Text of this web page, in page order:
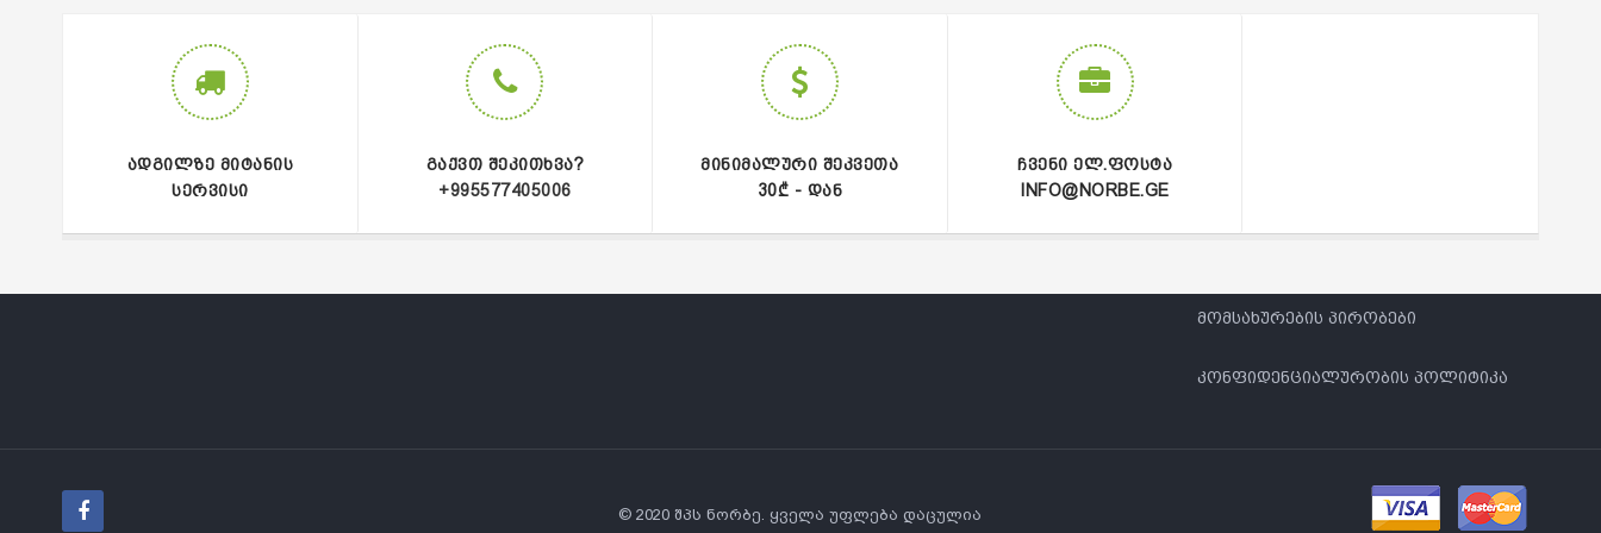
ᲐᲓᲒᲘᲚᲖᲔ ᲛᲘᲢᲐᲜᲘᲡ
ᲡᲔᲠᲕᲘᲡᲘ
ᲒᲐᲥᲕᲗ ᲨᲔᲙᲘᲗᲮᲕᲐ?
+995577405006
ᲛᲘᲜᲘᲛᲐᲚᲣᲠᲘ ᲨᲔᲙᲕᲔᲗᲐ
30₾ - ᲓᲐᲜ
ᲩᲕᲔᲜᲘ ᲔᲚ.ᲤᲝᲡᲢᲐ
INFO@NORBE.GE
მომსახურების პირობები
კონფიდენციალურობის პოლიტიკა
© 2020 შპს ნორბე. ყველა უფლება დაცულია